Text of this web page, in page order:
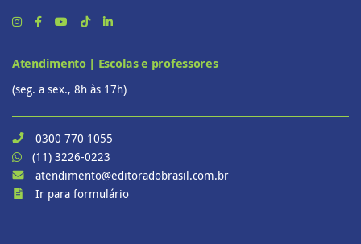
Atendimento | Escolas e professores
(seg. a sex., 8h às 17h)
0300 770 1055
(11) 3226-0223
atendimento@editoradobrasil.com.br
Ir para formulário